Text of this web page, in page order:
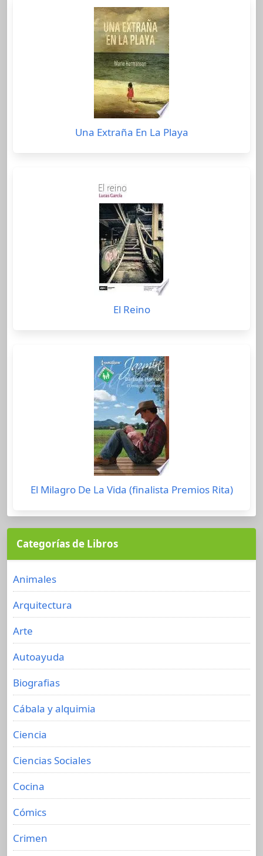
Una Extraña En La Playa
El Reino
El Milagro De La Vida (finalista Premios Rita)
Categorías de Libros
Animales
Arquitectura
Arte
Autoayuda
Biografias
Cábala y alquimia
Ciencia
Ciencias Sociales
Cocina
Cómics
Crimen